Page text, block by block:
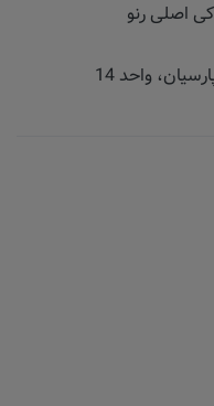
اصلی رنو
واحد 14